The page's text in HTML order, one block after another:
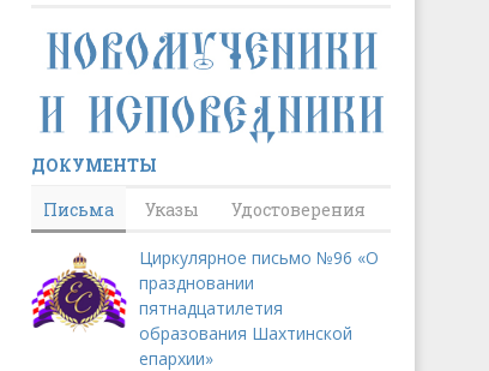
ДОКУМЕНТЫ
Письма
Указы Удостоверения
Циркулярное письмо №96 «О
праздновании
пятнадцатилетия
образования Шахтинской
епархии»